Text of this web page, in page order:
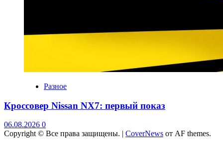
Разное
Кроссовер Nissan NX7: первый показ
06.08.2026 0
Copyright © Все права защищены.
CoverNews от AF themes.